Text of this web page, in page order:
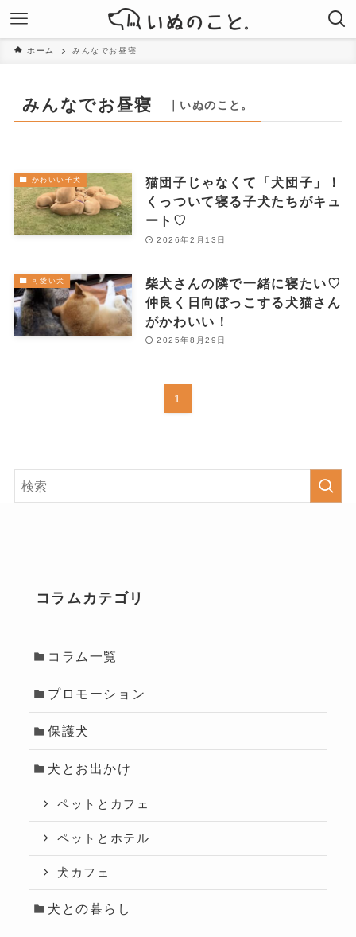
ホーム みんなでお昼寝
みんなでお昼寝 ｜いぬのこと。
かわいい子犬
猫団子じゃなくて「犬団子」！
くっついて寝る子犬たちがキュ
ート♡
2026年2月13日
可愛い犬
柴犬さんの隣で一緒に寝たい♡
仲良く日向ぼっこする犬猫さん
がかわいい！
2025年8月29日
1
コラムカテゴリ
コラム一覧
プロモーション
保護犬
犬とお出かけ
ペットとカフェ
ペットとホテル
犬カフェ
犬との暮らし